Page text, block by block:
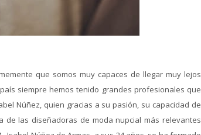
que somos muy capaces de llegar muy lejos
siempre hemos tenido grandes profesionales que
Núñez, quien gracias a su pasión, su capacidad de
las diseñadoras de moda nupcial más relevantes